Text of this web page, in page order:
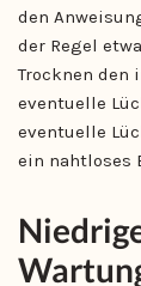
den
der Regel
Trocknen den
eventuelle
eventuelle
ein nahtloses